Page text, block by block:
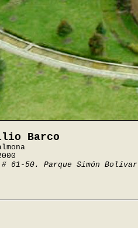
Barco
# 61-50. Parque Simón Bolívar